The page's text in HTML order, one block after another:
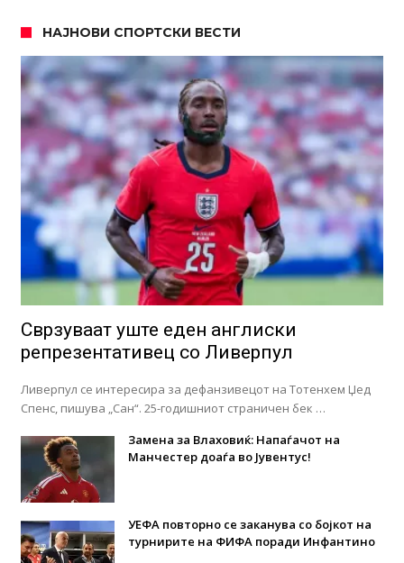
НАЈНОВИ СПОРТСКИ ВЕСТИ
Сврзуваат уште еден англиски
репрезентативец со Ливерпул
Ливерпул се интересира за дефанзивецот на Тотенхем Џед
Спенс, пишува „Сан“. 25-годишниот страничен бек …
Замена за Влаховиќ: Напаѓачот на
Манчестер доаѓа во Јувентус!
УЕФА повторно се заканува со бојкот на
турнирите на ФИФА поради Инфантино